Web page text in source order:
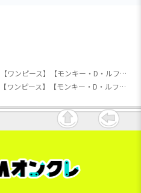
【ワンピース】【モンキー・D・ルフィ】ワンピース KING OF ARTIST THE MONKEY.D.LUFFY GEAR5 Ⅱ
【ワンピース】【モンキー・D・ルフィ】ワンピース KING OF ARTIST THE MONKEY.D.LUFFY GEAR5 Ⅱ